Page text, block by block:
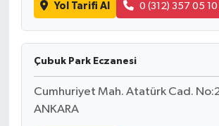
Yol Tarifi Al 0 (312) 357 05 10
Çubuk Park Eczanesi
Cumhuriyet Mah. Atatürk Cad.
ANKARA